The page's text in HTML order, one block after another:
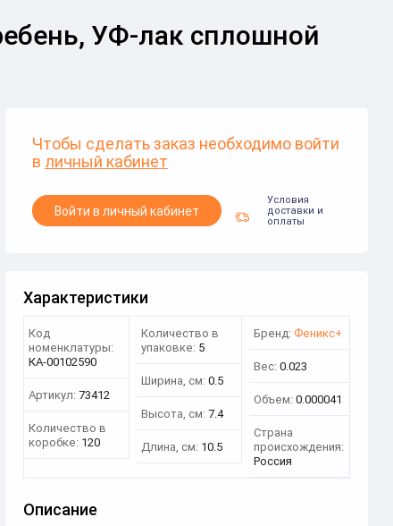
УФ-лак сплошной
Чтобы сделать заказ необходимо войти
в личный кабинет
Войти в личный кабинет
Условия
доставки и
оплаты
Характеристики
Код
номенклатуры:
КА-00102590
Артикул: 73412
Количество в
коробке: 120
Количество в
упаковке: 5
Ширина, см: 0.5
Высота, см: 7.4
Длина, см: 10.5
Бренд: Феникс+
Вес: 0.023
Объем: 0.000041
Страна
происхождения:
Россия
Описание